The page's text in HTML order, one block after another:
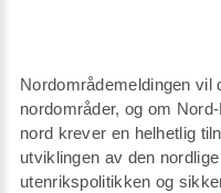
Nordområdemeldingen
nordområder, og om
nord krever en helhetlig
utviklingen av den
utenrikspolitikken og